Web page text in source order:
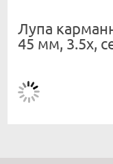
Лупа
45 мм, 3.5х,